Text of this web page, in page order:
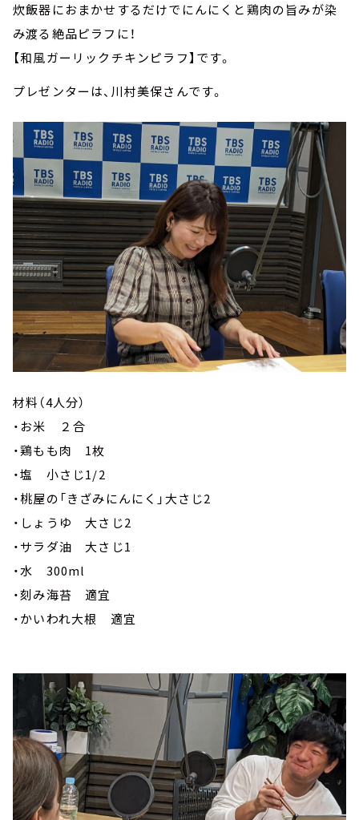
炊飯器におまかせするだけでにんにくと鶏肉の旨みが染
み渡る絶品ピラフに！
【和風ガーリックチキンピラフ】です。
プレゼンターは、川村美保さんです。
材料（4人分）
・お米 ２合
・鶏もも肉 1枚
・塩 小さじ1/2
・桃屋の「きざみにんにく」大さじ2
・しょうゆ 大さじ2
・サラダ油 大さじ1
・水 300ml
・刻み海苔 適宜
・かいわれ大根 適宜